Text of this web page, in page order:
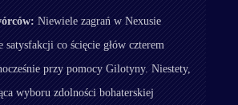
Niewiele zagrań w Nexusie
satysfakcji co ścięcie głów czterem
przy pomocy Gilotyny. Niestety,
wyboru zdolności bohaterskiej